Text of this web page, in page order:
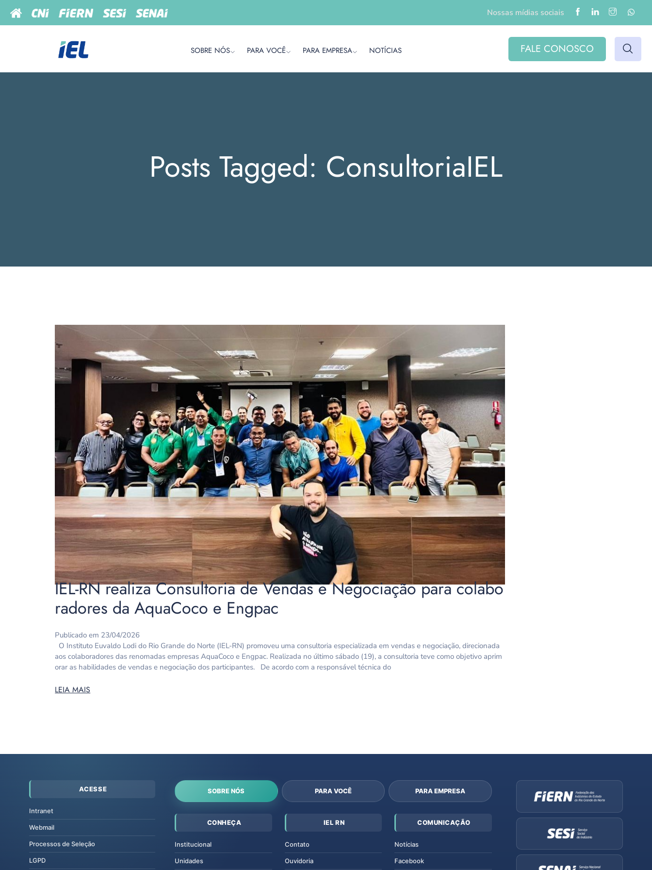
Nossas mídias sociais
SOBRE NÓS PARA VOCÊ PARA EMPRESA NOTÍCIAS FALE CONOSCO
Posts Tagged: ConsultoriaIEL
IEL-RN realiza Consultoria de Vendas e Negociação para colabo
radores da AquaCoco e Engpac
Publicado em 23/04/2026
O Instituto Euvaldo Lodi do Rio Grande do Norte (IEL-RN) promoveu uma consultoria especializada em vendas e negociação, direcionada
aos colaboradores das renomadas empresas AquaCoco e Engpac. Realizada no último sábado (19), a consultoria teve como objetivo aprim
orar as habilidades de vendas e negociação dos participantes. De acordo com a responsável técnica do
LEIA MAIS
ACESSE
Intranet
Webmail
Processos de Seleção
LGPD
SOBRE NÓS PARA VOCÊ PARA EMPRESA
CONHEÇA
Institucional
Unidades
IEL RN
Contato
Ouvidoria
COMUNICAÇÃO
Notícias
Facebook